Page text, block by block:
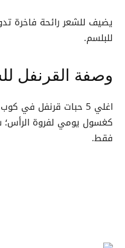
يضيف للشعر رائحة فاخرة
للبلسم.
وصفة القرنفل
اغلي 5 حبات قرنفل في
كغسول يومي لفروة الرأس؛
فقط.